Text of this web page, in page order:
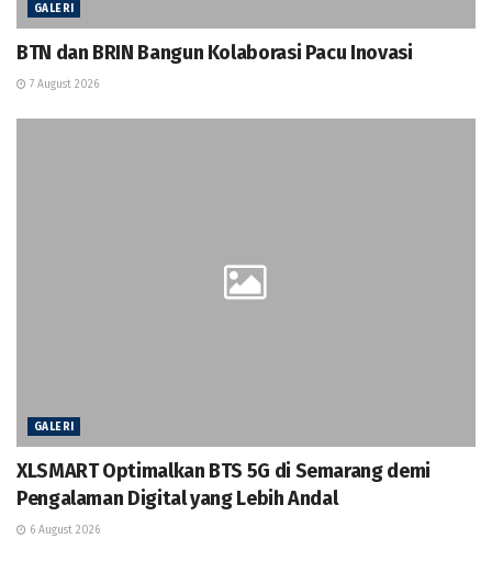
GALERI
BTN dan BRIN Bangun Kolaborasi Pacu Inovasi
7 August 2026
GALERI
XLSMART Optimalkan BTS 5G di Semarang demi
Pengalaman Digital yang Lebih Andal
6 August 2026